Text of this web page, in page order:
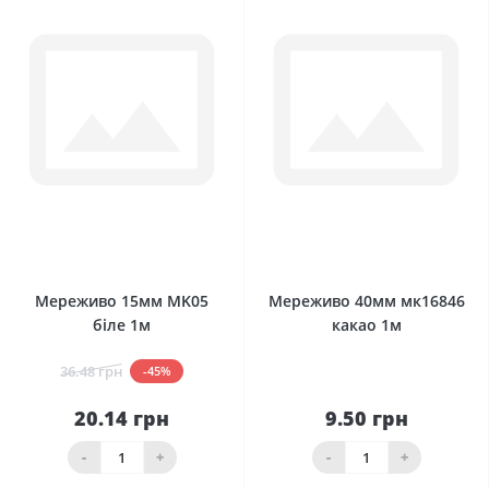
Мереживо 15мм MK05
біле 1м
36.48 грн -45%
20.14 грн
- +
Мереживо 40мм мк16846
какао 1м
9.50 грн
- +